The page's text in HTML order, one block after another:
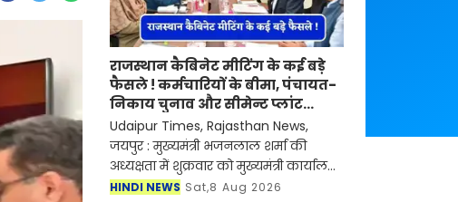
राजस्थान कैबिनेट मीटिंग के कई बड़े
फैसले ! कर्मचारियों के बीमा, पंचायत-
निकाय चुनाव और सीमेन्ट प्लांट
लगाने पर मुहर
Udaipur Times, Rajasthan News,
जयपुर : मुख्यमंत्री भजनलाल शर्मा की
अध्यक्षता में शुक्रवार को मुख्यमंत्री कार्यालय
में मंत्रिमंडल एवं मंत्रिपरिषद की बैठक
HINDI NEWS Sat,8 Aug 2026